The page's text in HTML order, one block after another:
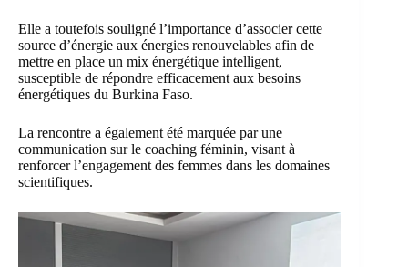
Elle a toutefois souligné l’importance d’associer cette
source d’énergie aux énergies renouvelables afin de
mettre en place un mix énergétique intelligent,
susceptible de répondre efficacement aux besoins
énergétiques du Burkina Faso.
La rencontre a également été marquée par une
communication sur le coaching féminin, visant à
renforcer l’engagement des femmes dans les domaines
scientifiques.